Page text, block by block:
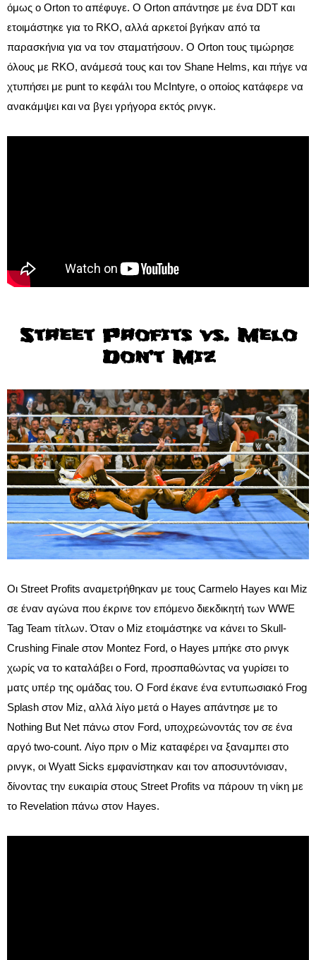
όμως ο Orton το απέφυγε. Ο Orton απάντησε με ένα DDT και
ετοιμάστηκε για το RKO, αλλά αρκετοί βγήκαν από τα
παρασκήνια για να τον σταματήσουν. Ο Orton τους τιμώρησε
όλους με RKO, ανάμεσά τους και τον Shane Helms, και πήγε να
χτυπήσει με punt το κεφάλι του McIntyre, ο οποίος κατάφερε να
ανακάμψει και να βγει γρήγορα εκτός ρινγκ.
Street Profits vs. Melo
Don’t Miz
Οι Street Profits αναμετρήθηκαν με τους Carmelo Hayes και Miz
σε έναν αγώνα που έκρινε τον επόμενο διεκδικητή των WWE
Tag Team τίτλων. Όταν ο Miz ετοιμάστηκε να κάνει το Skull-
Crushing Finale στον Montez Ford, ο Hayes μπήκε στο ρινγκ
χωρίς να το καταλάβει ο Ford, προσπαθώντας να γυρίσει το
ματς υπέρ της ομάδας του. Ο Ford έκανε ένα εντυπωσιακό Frog
Splash στον Miz, αλλά λίγο μετά ο Hayes απάντησε με το
Nothing But Net πάνω στον Ford, υποχρεώνοντάς τον σε ένα
αργό two-count. Λίγο πριν ο Miz καταφέρει να ξαναμπει στο
ρινγκ, οι Wyatt Sicks εμφανίστηκαν και τον αποσυντόνισαν,
δίνοντας την ευκαιρία στους Street Profits να πάρουν τη νίκη με
το Revelation πάνω στον Hayes.